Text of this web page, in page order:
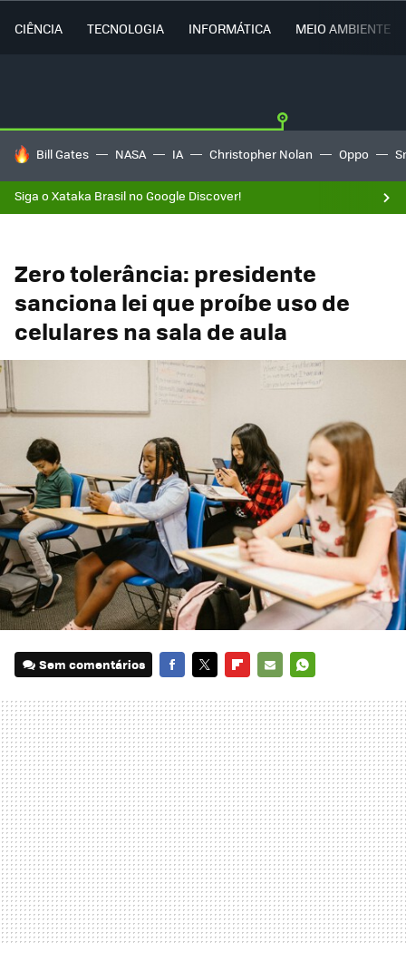
CIÊNCIA TECNOLOGIA INFORMÁTICA MEIO AMBIENTE
TENDÊNCIAS DO DIA
Bill Gates NASA IA Christopher Nolan Oppo
Siga o Xataka Brasil no Google Discover!
Zero tolerância: presidente
sanciona lei que proíbe uso de
celulares na sala de aula
Sem comentários
MAIL